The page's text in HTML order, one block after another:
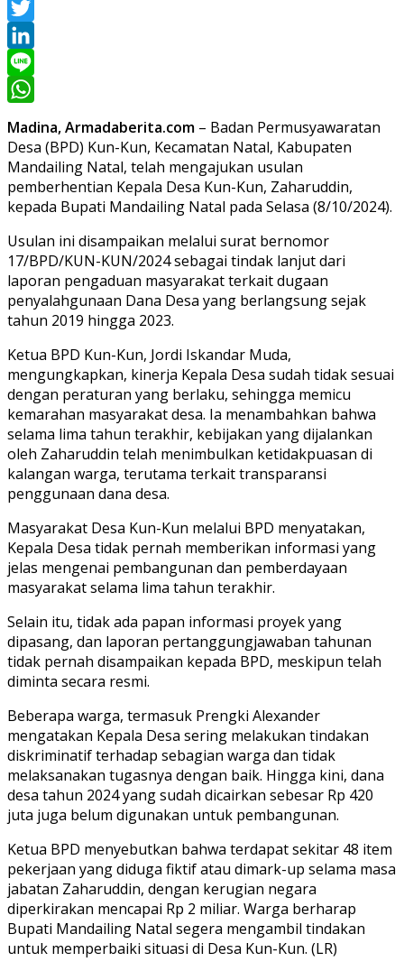
Facebook
Twitter
LinkedIn
Line
Madina, Armadaberita.com – Badan Permusyawaratan
Desa (BPD) Kun-Kun, Kecamatan Natal, Kabupaten
Mandailing Natal, telah mengajukan usulan
pemberhentian Kepala Desa Kun-Kun, Zaharuddin,
kepada Bupati Mandailing Natal pada Selasa (8/10/2024).
Usulan ini disampaikan melalui surat bernomor
17/BPD/KUN-KUN/2024 sebagai tindak lanjut dari
laporan pengaduan masyarakat terkait dugaan
penyalahgunaan Dana Desa yang berlangsung sejak
tahun 2019 hingga 2023.
Ketua BPD Kun-Kun, Jordi Iskandar Muda,
mengungkapkan, kinerja Kepala Desa sudah tidak sesuai
dengan peraturan yang berlaku, sehingga memicu
kemarahan masyarakat desa. Ia menambahkan bahwa
selama lima tahun terakhir, kebijakan yang dijalankan
oleh Zaharuddin telah menimbulkan ketidakpuasan di
kalangan warga, terutama terkait transparansi
penggunaan dana desa.
Masyarakat Desa Kun-Kun melalui BPD menyatakan,
Kepala Desa tidak pernah memberikan informasi yang
jelas mengenai pembangunan dan pemberdayaan
masyarakat selama lima tahun terakhir.
Selain itu, tidak ada papan informasi proyek yang
dipasang, dan laporan pertanggungjawaban tahunan
tidak pernah disampaikan kepada BPD, meskipun telah
diminta secara resmi.
Beberapa warga, termasuk Prengki Alexander
mengatakan Kepala Desa sering melakukan tindakan
diskriminatif terhadap sebagian warga dan tidak
melaksanakan tugasnya dengan baik. Hingga kini, dana
desa tahun 2024 yang sudah dicairkan sebesar Rp 420
juta juga belum digunakan untuk pembangunan.
Ketua BPD menyebutkan bahwa terdapat sekitar 48 item
pekerjaan yang diduga fiktif atau dimark-up selama masa
jabatan Zaharuddin, dengan kerugian negara
diperkirakan mencapai Rp 2 miliar. Warga berharap
Bupati Mandailing Natal segera mengambil tindakan
untuk memperbaiki situasi di Desa Kun-Kun. (LR)